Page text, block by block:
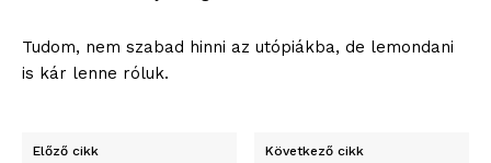
Tudom, nem szabad hinni az utópiákba, de lemondani
is kár lenne róluk.
Előző cikk Következő cikk